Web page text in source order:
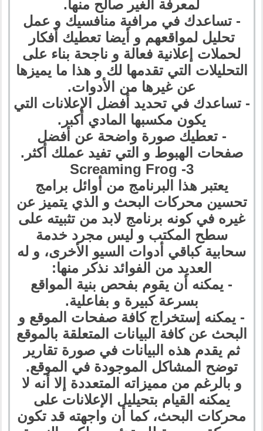
لمعرفة الغير صالح منها.
- تساعدك في مرافبة منافسيك و عمل
تحليل لمواقعهم و أيضا تعطيك أفكار
لحملات إعلانية فعالة و ناجحة بناء على
التحليلات التي تقدمها لك و هذا ما يميزها
عن غيرها من الأدوات.
- تساعدك في تحديد أفضل الإعلانات التي
يكون مكسبها المادي أكبر.
- تعطيك صورة واضحة عن أفضل
صفحات الهبوط و التي تفيد عملك أكثر.
3- Screaming Frog
يعتبر هذا البرنامج من أوائل برامج
تحسين محركات البحث و الذي يتميز عن
غيره في كونه برنامج لابد من تثبيته على
سطح المكتب و ليس مجرد خدمة
سحابية كباقي أدوات السيو الأخرى، و له
العديد من الفوائد نذكر منها:
- يمكنه أن يقوم بفحص بنية المواقع
بسرعة كبيرة و بفاعلية.
- يمكنه إستخراج كافة صفحات الموقع و
البحث عن كافة البيانات المتعلقة بالموقع
ثم يقدم هذه البيانات في صورة تقارير
توضح المشاكل الموجودة في الموقع.
و بالرغم من مميزاته المتعددة إلا أنه لا
يمكنه القيام بتحيليل الإعلانات على
محركات البحث، كما أن واجهته قد تكون